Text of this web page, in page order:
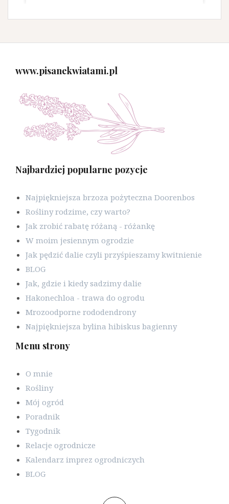
www.pisanekwiatami.pl
Najbardziej popularne pozycje
Najpiękniejsza brzoza pożyteczna Doorenbos
Rośliny rodzime, czy warto?
Jak zrobić rabatę różaną - różankę
W moim jesiennym ogrodzie
Jak pędzić dalie czyli przyśpieszamy kwitnienie
BLOG
Jak, gdzie i kiedy sadzimy dalie
Hakonechloa - trawa do ogrodu
Mrozoodporne rododendrony
Najpiękniejsza bylina hibiskus bagienny
Menu strony
O mnie
Rośliny
Mój ogród
Poradnik
Tygodnik
Relacje ogrodnicze
Kalendarz imprez ogrodniczych
BLOG